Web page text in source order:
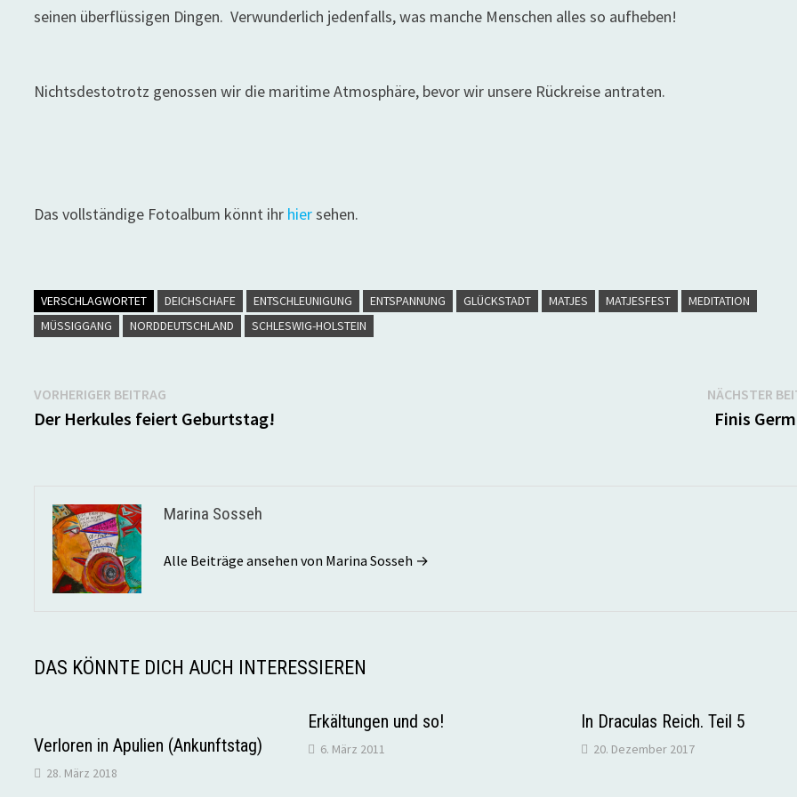
seinen überflüssigen Dingen. Verwunderlich jedenfalls, was manche Menschen alles so aufheben!
Nichtsdestotrotz genossen wir die maritime Atmosphäre, bevor wir unsere Rückreise antraten.
Das vollständige Fotoalbum könnt ihr hiersehen.
VERSCHLAGWORTET DEICHSCHAFE ENTSCHLEUNIGUNG ENTSPANNUNG GLÜCKSTADT MATJES MATJESFEST
MEDITATION
MÜSSIGGANG
NORDDEUTSCHLAND SCHLESWIG-HOLSTEIN
Beitragsnavigation
VORHERIGER BEITRAG
Beitrag:
Der Herkules feiert Geburtstag!
NÄCHSTER
Finis
Marina Sosseh
Alle Beiträge ansehen von Marina Sosseh →
DAS KÖNNTE DICH AUCH INTERESSIEREN
Verloren in Apulien (Ankunftstag)
28. März 2018
Erkältungen und so!
6. März 2011
In Draculas Reich. Teil 5
20. Dezember 2017